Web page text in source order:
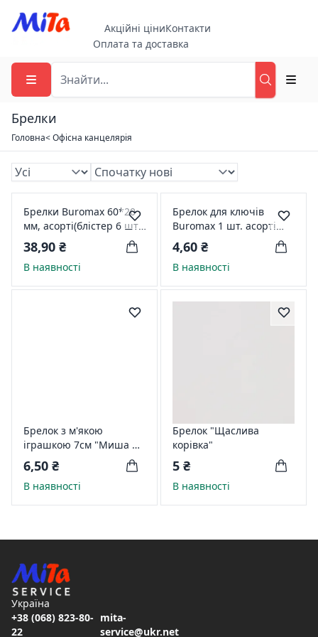
Акційні ціниКонтакти
Оплата та доставка
Брелки
Головна< Офісна канцелярія
Брелки Buromax 60*20
мм, асорті(блістер 6 шт.)
BM.5471-99
38,90 ₴
В наявності
Брелок для ключів
Buromax 1 шт. асорті
(BM.5473-99)
4,60 ₴
В наявності
Брелок з м'якою
іграшкою 7см "Миша на
килимку"
6,50 ₴
В наявності
Брелок "Щаслива
корівка"
5 ₴
В наявності
Україна
+38 (068) 823-80-
22
mita-
service@ukr.net